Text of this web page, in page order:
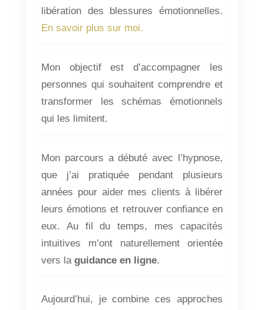
libération des blessures émotionnelles.
En savoir plus sur moi.
Mon objectif est d’accompagner les
personnes qui souhaitent comprendre et
transformer les schémas émotionnels
qui les limitent.
Mon parcours a débuté avec l’hypnose,
que j’ai pratiquée pendant plusieurs
années pour aider mes clients à libérer
leurs émotions et retrouver confiance en
eux. Au fil du temps, mes capacités
intuitives m’ont naturellement orientée
vers la guidance en ligne.
Aujourd’hui, je combine ces approches